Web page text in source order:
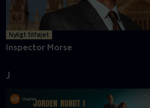
Nyligt tilføjet
Inspector Morse
J